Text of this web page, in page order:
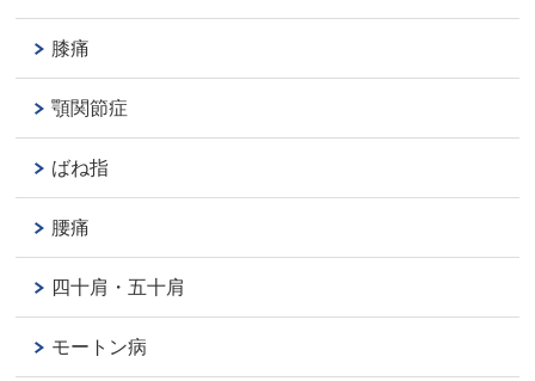
膝痛
顎関節症
ばね指
腰痛
四十肩・五十肩
モートン病